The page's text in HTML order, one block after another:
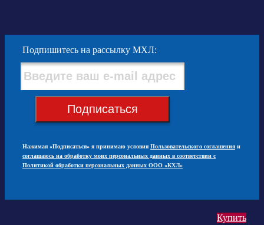
Купить
Подпишитесь на рассылку МХЛ:
Подписаться
Нажимая «Подписаться» я принимаю условия Пользовательского соглашения и
соглашаюсь на обработку моих персональных данных в соответствии с
Политикой обработки персональных данных ООО «КХЛ»